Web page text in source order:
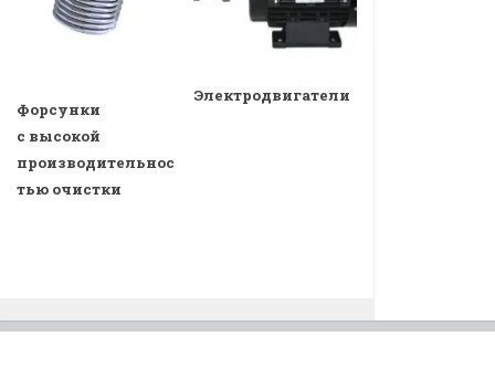
Форсунки
с высокой
производительнос
тью очистки
Электродвигатели